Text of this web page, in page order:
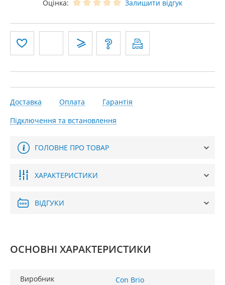
Оцінка: Залишити відгук
Доставка Оплата
Гарантія
Підключення та встановлення
ГОЛОВНЕ ПРО ТОВАР
ХАРАКТЕРИСТИКИ
ВІДГУКИ
ОСНОВНІ ХАРАКТЕРИСТИКИ
Виробник Con Brio